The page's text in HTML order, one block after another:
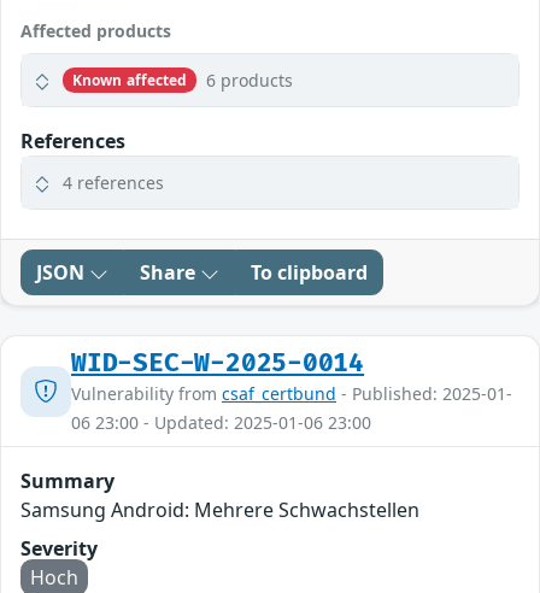
Affected products
Known affected 6 products
References
4 references
JSON Share To clipboard
WID-SEC-W-2025-0014
Vulnerability from csaf_certbund - Published: 2025-01-
06 23:00 - Updated: 2025-01-06 23:00
Summary
Samsung Android: Mehrere Schwachstellen
Severity
Hoch